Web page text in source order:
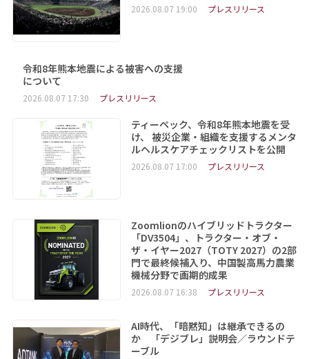
2026.08.07 19:00 プレスリリース
令和8年熊本地震による被害への支援
について
2026.08.07 17:30 プレスリリース
ティーペック、令和8年熊本地震を受
け、 被災企業・組織を支援するメンタ
ルヘルスケアチェックリストを公開
2026.08.07 17:00 プレスリリース
Zoomlionのハイブリッドトラクター
「DV3504」、トラクター・オブ・
ザ・イヤー2027（TOTY 2027）の2部
門で最終候補入り、中国製高馬力農業
機械分野で画期的成果
2026.08.07 16:38 プレスリリース
AI時代、「暗黙知」は継承できるの
か 「デジブレ」説明会／ラウンドテ
ーブル